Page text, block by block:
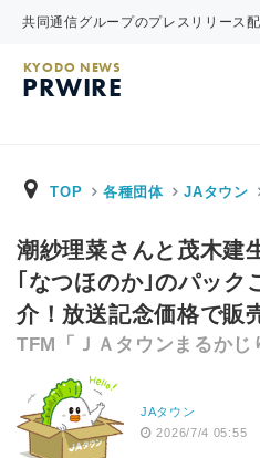
共同通信グループのプレスリリース
KYODO NEWS
PRWIRE
TOP 各種団体 JAタウン
潮紗理菜さんと茂木建
｢なつほのか｣のパック
介！放送記念価格で販
TFM「ＪＡタウンまるか
JAタウン
2026/7/4 05:55